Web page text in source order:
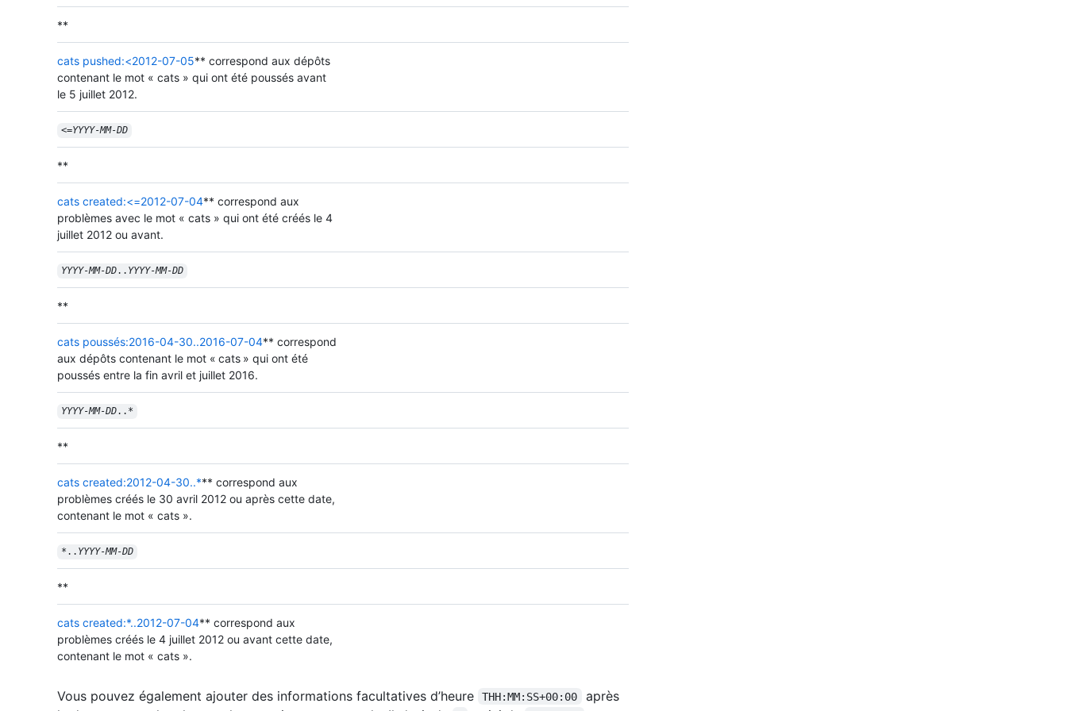
**
cats pushed:<2012-07-05** correspond aux dépôts
contenant le mot « cats » qui ont été poussés avant
le 5 juillet 2012.
<=YYYY-MM-DD
**
cats created:<=2012-07-04** correspond aux
problèmes avec le mot « cats » qui ont été créés le 4
juillet 2012 ou avant.
YYYY-MM-DD.. YYYY-MM-DD
**
cats poussés:2016-04-30..2016-07-04** correspond
aux dépôts contenant le mot « cats » qui ont été
poussés entre la fin avril et juillet 2016.
YYYY-MM-DD..*
**
cats created:2012-04-30..*** correspond aux
problèmes créés le 30 avril 2012 ou après cette date,
contenant le mot « cats ».
*.. YYYY-MM-DD
**
cats created:*..2012-07-04** correspond aux
problèmes créés le 4 juillet 2012 ou avant cette date,
contenant le mot « cats ».
Vous pouvez également ajouter des informations facultatives d’heure THH:MM:SS+00:00
après